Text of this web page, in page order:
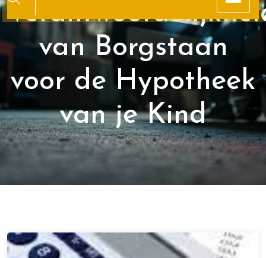
van Borgstaan
voor de Hypotheek
van je Kind